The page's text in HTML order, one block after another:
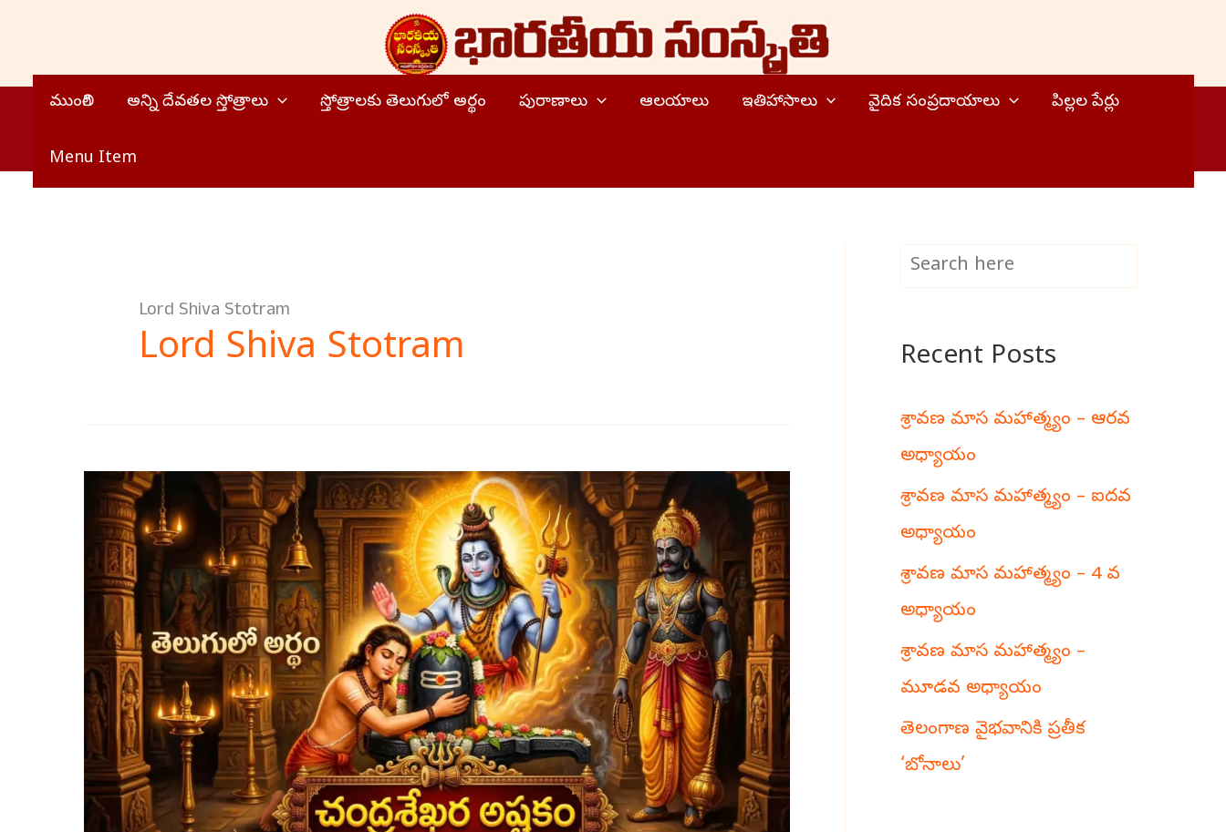
content
ముంగిలి అన్ని దేవతల స్తోత్రాలు స్తోత్రాలకు తెలుగులో అర్థం పురాణాలు ఆలయాలు ఇతిహాసాలు వైదిక సంప్రదాయాలు పిల్లల పేర్లు
Menu Item
Lord Shiva Stotram
Lord Shiva Stotram
చంద్రశేఖరాష్టకం
తెలుగులో
అర్థం
rRecent Posts
శ్రావణ మాస మహాత్మ్యం – ఆరవ
అధ్యాయం
శ్రావణ మాస మహాత్మ్యం – ఐదవ
అధ్యాయం
శ్రావణ మాస మహాత్మ్యం – 4 వ
అధ్యాయం
శ్రావణ మాస మహాత్మ్యం –
మూడవ అధ్యాయం
తెలంగాణ వైభవానికి ప్రతీక
‘బోనాలు’